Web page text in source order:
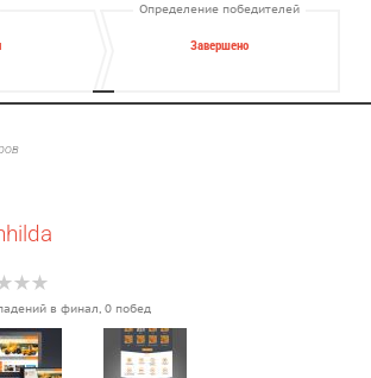
Определение победителей
Завершено
в финал, 0 побед